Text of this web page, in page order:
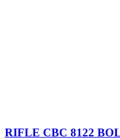
RIFLE CBC 8122